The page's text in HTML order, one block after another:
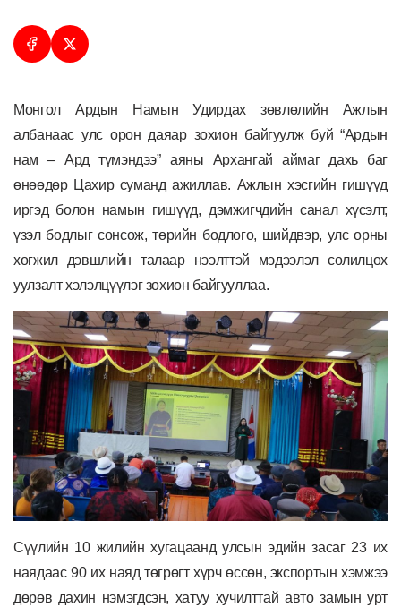
Монгол Ардын Намын Удирдах зөвлөлийн Ажлын
албанаас улс орон даяар зохион байгуулжбуй “Ардын
нам – Ард түмэндээ” аяны Архангай аймагдахь баг
өнөөдөр Цахир суманд ажиллав. Ажлын хэсгийн гишүүд
иргэд болон намын гишүүд, дэмжигчдийнсанал хүсэлт,
үзэл бодлыг сонсож, төрийн бодлого, шийдвэр, улс орны
хөгжил дэвшлийн талаар нээлттэй мэдээлэл солилцох
уулзалт хэлэлцүүлэг зохион байгууллаа.
Сүүлийн 10 жилийн хугацаанд улсын эдийн засаг 23 их
наядаас 90 их наяд төгрөгт хүрч өссөн, экспортын хэмжээ
дөрөв дахин нэмэгдсэн, хатуу хучилттай авто замын урт